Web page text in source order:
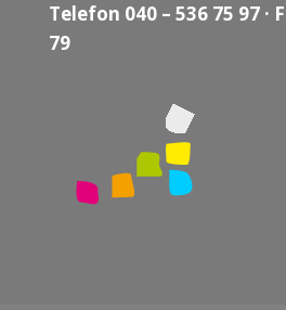
Telefon 040 – 536 75 97 ·
79